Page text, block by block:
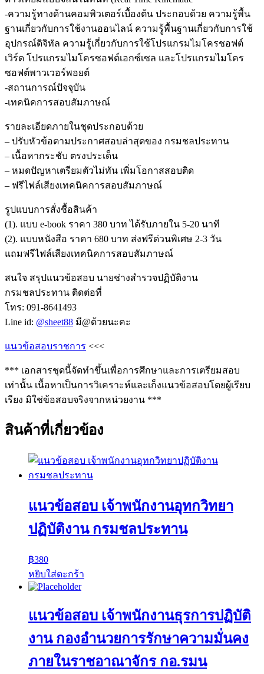
-ความรู้ทางด้านคอมพิวเตอร์เบื้องต้น ประกอบด้วย ความรู้พื้น
ฐานเกี่ยวกับการใช้งานออนไลน์ ความรู้พื้นฐานเกี่ยวกับการใช้
อุปกรณ์ดิจิทัล ความรู้เกี่ยวกับการใช้โปรแกรมไมโครชอฟต์
เวิร์ด โปรแกรมไมโครซอฟต์เอกซ์เซล และโปรแกรมไมโคร
ซอฟต์พาวเวอร์พอยต์
-สถานการณ์ปัจจุบัน
-เทคนิคการสอบสัมภาษณ์
รายละเอียดภายในชุดประกอบด้วย
– ปรับหัวข้อตามประกาศสอบล่าสุดของ กรมชลประทาน
– เนื้อหากระชับ ตรงประเด็น
– หมดปัญหาเตรียมตัวไม่ทัน เพิ่มโอกาสสอบติด
– ฟรีไฟล์เสียงเทคนิคการสอบสัมภาษณ์
รูปแบบการสั่งชื้อสินค้า
(1). แบบ e-book ราคา 380 บาท ได้รับภายใน 5-20 นาที
(2). แบบหนังสือ ราคา 680 บาท ส่งฟรีด่วนพิเศษ 2-3 วัน
แถมฟรีไฟล์เสียงเทคนิคการสอบสัมภาษณ์
สนใจ สรุปแนวข้อสอบ นายช่างสำรวจปฏิบัติงาน
กรมชลประทาน ติดต่อที่
โทร: 091-8641493
Line id: @sheet88 มี@ด้วยนะคะ
แนวข้อสอบราชการ <<<
*** เอกสารชุดนี้จัดทำขึ้นเพื่อการศึกษาและการเตรียมสอบ
เท่านั้น เนื้อหาเป็นการวิเคราะห์และเก็งแนวข้อสอบโดยผู้เรียบ
เรียง มิใช่ข้อสอบจริงจากหน่วยงาน ***
สินค้าที่เกี่ยวข้อง
แนวข้อสอบ เจ้าพนักงานอุทกวิทยา
ปฏิบัติงาน กรมชลประทาน
฿380
หยิบใส่ตะกร้า
แนวข้อสอบ เจ้าพนักงานธุรการปฏิบัติ
งาน กองอำนวยการรักษาความมั่นคง
ภายในราชอาณาจักร กอ.รมน